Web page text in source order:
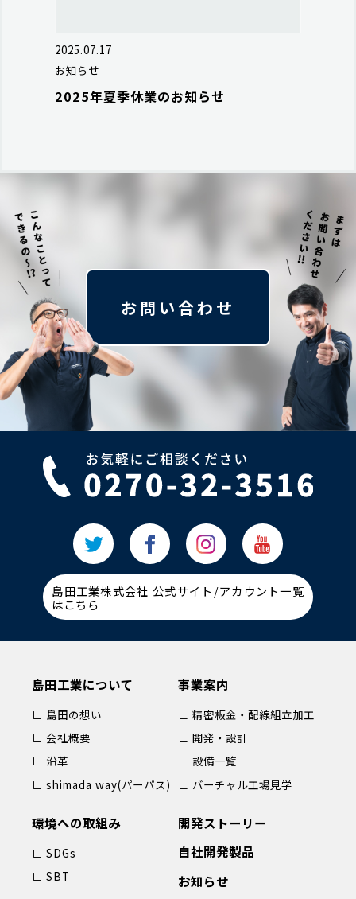
2025.07.17
お知らせ
2025年夏季休業のお知らせ
お問い合わせ
島田工業株式会社 公式サイト/アカウント一覧
はこちら
島田工業について
∟ 島田の想い
∟ 会社概要
∟ 沿革
∟ shimada way(パーパス)
事業案内
∟ 精密板金・配線組立加工
∟ 開発・設計
∟ 設備一覧
∟ バーチャル工場見学
環境への取組み
∟ SDGs
∟ SBT
開発ストーリー
自社開発製品
お知らせ